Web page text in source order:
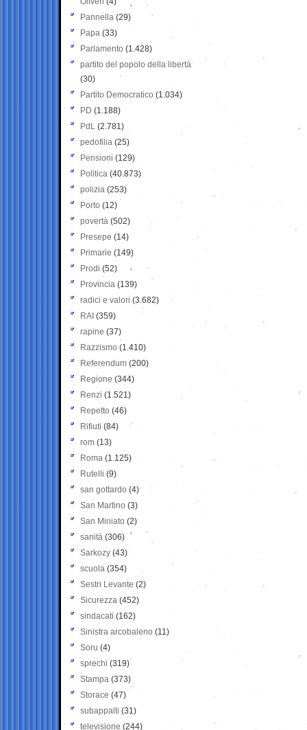
Pannella (29)
Papa (33)
Parlamento (1.428)
partito del popolo della libertà
(30)
Partito Democratico (1.034)
PD (1.188)
PdL (2.781)
pedofilia (25)
Pensioni (129)
Politica (40.873)
polizia (253)
Porto (12)
povertà (502)
Presepe (14)
Primarie (149)
Prodi (52)
Provincia (139)
radici e valori (3.682)
RAI (359)
rapine (37)
Razzismo (1.410)
Referendum (200)
Regione (344)
Renzi (1.521)
Repetto (46)
Rifiuti (84)
rom (13)
Roma (1.125)
Rutelli (9)
san gottardo (4)
San Martino (3)
San Miniato (2)
sanità (306)
Sarkozy (43)
scuola (354)
Sestri Levante (2)
Sicurezza (452)
sindacati (162)
Sinistra arcobaleno (11)
Soru (4)
sprechi (319)
Stampa (373)
Storace (47)
subappalti (31)
televisione(244)